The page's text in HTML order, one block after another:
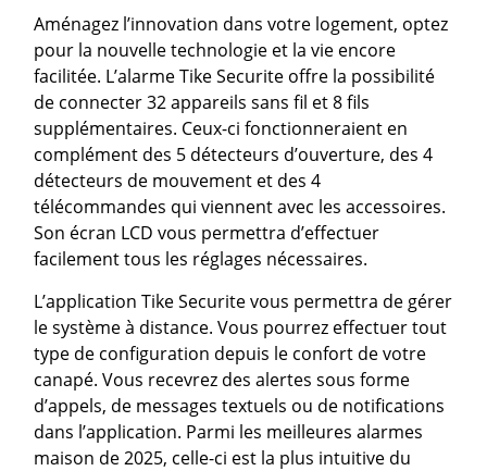
Aménagez l’innovation dans votre logement, optez
pour la nouvelle technologie et la vie encore
facilitée. L’alarme Tike Securite offre la possibilité
de connecter 32 appareils sans fil et 8 fils
supplémentaires. Ceux-ci fonctionneraient en
complément des 5 détecteurs d’ouverture, des 4
détecteurs de mouvement et des 4
télécommandes qui viennent avec les accessoires.
Son écran LCD vous permettra d’effectuer
facilement tous les réglages nécessaires.
L’application Tike Securite vous permettra de gérer
le système à distance. Vous pourrez effectuer tout
type de configuration depuis le confort de votre
canapé. Vous recevrez des alertes sous forme
d’appels, de messages textuels ou de notifications
dans l’application. Parmi les meilleures alarmes
maison de 2025, celle-ci est la plus intuitive du